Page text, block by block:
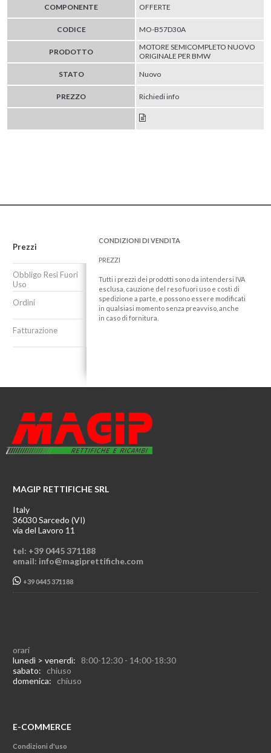
COMPONENTE OFFERTE
CODICE MO-B57D30A
PRODOTTO
MOTORE SEMICOMPLETO NUOVO
ORIGINALE PER BMW
STATO
Nuovo
PREZZO Richiedi info
Prezzi
Obbligo Resi Fuori
Uso
Ordini
Fatturazione
CONDIZIONI DI VENDITA
PREZZI
Tutti i prezzi dei prodotti sono da intendersi IVA
esclusa, cauzione del reso fuori uso e costi di
spedizione a parte, e possono essere modificati
in qualsiasi momento senza preavviso, anche
in caso di fornitura.
MAGIP RETTIFICHE SRL
Italy
36030 Sarcedo (VI)
via del Lavoro 11
tel: +39 0445 371188
email: info@magiprettifiche.com
+39 0445 371188
orari
lunedì > venerdì: 8:00-12:30 - 14:00-18:30
sabato: chiuso
domenica: chiuso
E-COMMERCE
Condizioni d'uso